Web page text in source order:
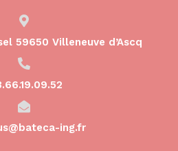
59650 Villeneuve d’Ascq
ing.fr